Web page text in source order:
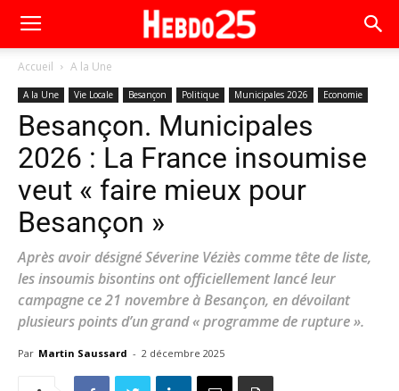
Accueil A la Une
A la Une Vie Locale Besançon Politique Municipales 2026 Economie
Besançon. Municipales
2026 : La France insoumise
veut « faire mieux pour
Besançon »
Après avoir désigné Séverine Véziès comme tête de liste,
les insoumis bisontins ont officiellement lancé leur
campagne ce 21 novembre à Besançon, en dévoilant
plusieurs points d’un grand « programme de rupture ».
Par Martin Saussard - 2 décembre 2025